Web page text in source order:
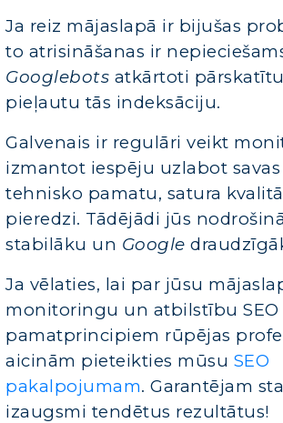
Ja reiz mājaslapā ir bijušas
to atrisināšanas ir
Googlebots atkārtoti
pieļautu tās indeksāciju.
Galvenais ir regulāri veikt
izmantot iespēju uzlabot
tehnisko pamatu, satura
pieredzi. Tādējādi jūs
stabilāku un Google
Ja vēlaties, lai par jūsu
monitoringu un atbilstību SEO
pamatprincipiem rūpējas
aicinām pieteikties mūsu SEO
pakalpojumam. Garantējam
izaugsmi tendētus rezultātus!